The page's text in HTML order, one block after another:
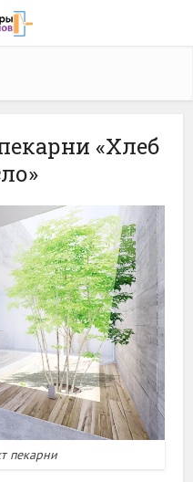
«Хлеб
пекарни